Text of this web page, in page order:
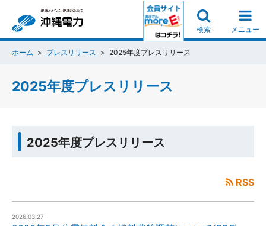
検索 メニュー
ホーム プレスリリース 2025年度プレスリリース
2025年度プレスリリース
2025年度プレスリリース
RSS
2026.03.27